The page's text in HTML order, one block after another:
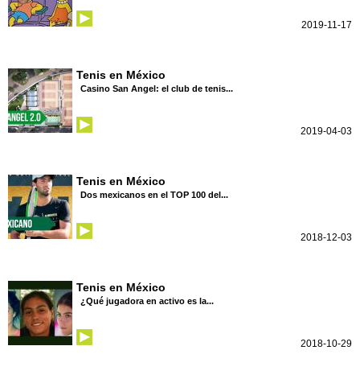
2019-11-17
Tenis en México
Casino San Angel: el club de tenis...
2019-04-03
Tenis en México
Dos mexicanos en el TOP 100 del...
2018-12-03
Tenis en México
¿Qué jugadora en activo es la...
2018-10-29